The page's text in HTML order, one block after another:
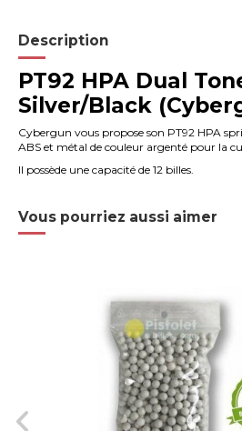
Description
PT92 HPA Dual
Silver/Black
Cybergun vous propose son PT92 HPA
ABS et métal de couleur argenté pour la
Il possède une capacité de 12 billes.
Vous pourriez aussi aimer